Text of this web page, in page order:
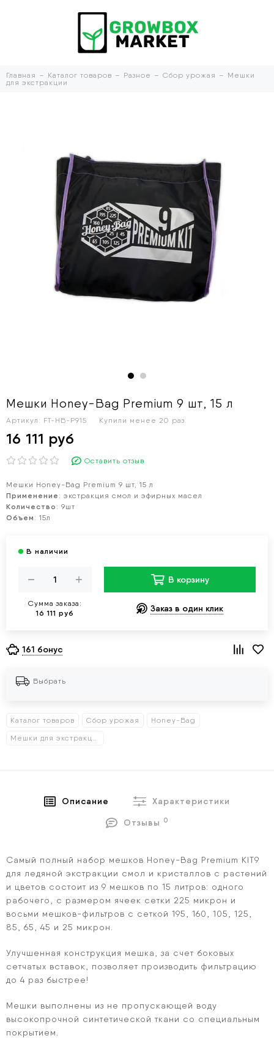
Главная Каталог товаров Разное Сбор урожая
Мешки
для экстракции
Мешки Honey-Bag Premium 9 шт, 15 л
Артикул: FT-HB-P915 Купили менее 20 раз
16 111 руб
Оставить отзыв
Мешки Honey-Bag Premium 9 шт, 15 л
Применение : экстракция смол и эфирных масел
Количество : 9шт
Объем : 15л
Сумма заказа:
16 111 руб
В корзину
Заказ в один клик
161 бонус
Выбрать
Каталог товаров Сбор урожая Honey-Bag
Мешки для экстракции
Описание
Характеристики
Отзывы
0
Самый полный набор мешков Honey-Bag Premium KIT9
для ледяной экстракции смол и кристаллов с растений
и цветов состоит из 9 мешков по 15 литров: одного
рабочего, с размером ячеек сетки 225 микрон и
восьми мешков-фильтров с сеткой 195, 160, 105, 125,
85, 65, 45 и 25 микрон.
Улучшенная конструкция мешка, за счет боковых
сетчатых вставок, позволяет производить фильтрацию
до 4 раз быстрее!
Мешки выполнены из не пропускающей воду
высокопрочной синтетической ткани со специальным
покрытием.